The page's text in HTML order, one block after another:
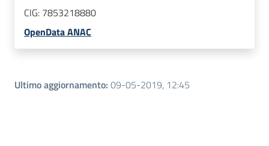
CIG: 7853218880
OpenData ANAC
Ultimo aggiornamento: 09-05-2019, 12:45